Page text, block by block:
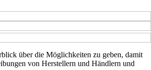
über die Möglichkeiten zu geben, damit
von Herstellern und Händlern und